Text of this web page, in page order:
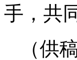
手，共
（供